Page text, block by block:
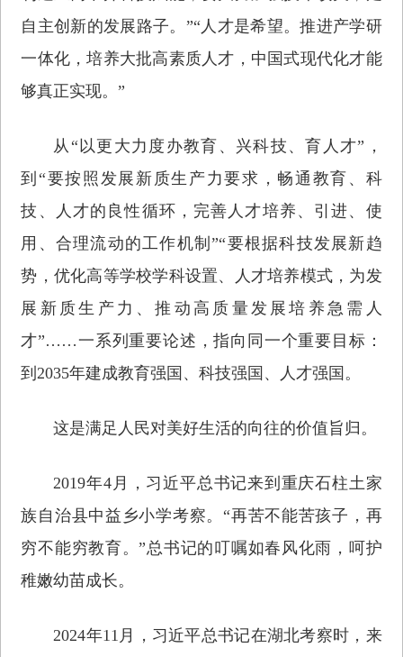
自主创新的发展路子。”“人才是希望。推进产学研
一体化，培养大批高素质人才，中国式现代化才能
够真正实现。”
从“以更大力度办教育、兴科技、育人才”，
到“要按照发展新质生产力要求，畅通教育、科
技、人才的良性循环，完善人才培养、引进、使
用、合理流动的工作机制”“要根据科技发展新趋
势，优化高等学校学科设置、人才培养模式，为发
展新质生产力、推动高质量发展培养急需人
才”……一系列重要论述，指向同一个重要目标：
到2035年建成教育强国、科技强国、人才强国。
这是满足人民对美好生活的向往的价值旨归。
2019年4月，习近平总书记来到重庆石柱土家
族自治县中益乡小学考察。“再苦不能苦孩子，再
穷不能穷教育。”总书记的叮嘱如春风化雨，呵护
稚嫩幼苗成长。
2024年11月，习近平总书记在湖北考察时，来